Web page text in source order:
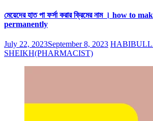
মেয়েদের হাত পা ফর্সা করার ক্রিমের নাম । how to
permanently
July 22, 2023September 8, 2023
SHEIKH(PHARMACIST)